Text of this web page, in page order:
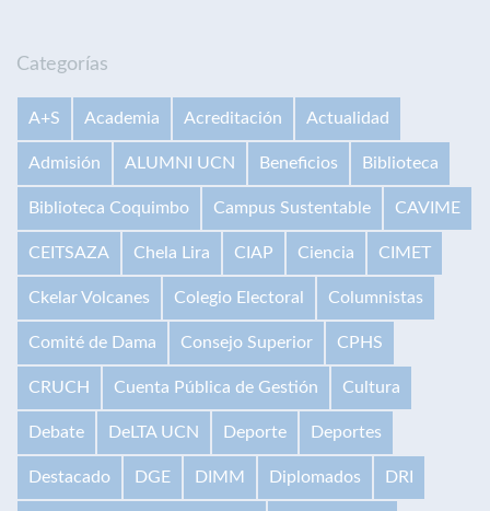
Categorías
A+S Academia Acreditación Actualidad
Admisión ALUMNI UCN Beneficios Biblioteca
Biblioteca Coquimbo Campus Sustentable CAVIME
CEITSAZA Chela Lira CIAP Ciencia CIMET
Ckelar Volcanes Colegio Electoral Columnistas
Comité de Dama Consejo Superior CPHS
CRUCH Cuenta Pública de Gestión Cultura
Debate DeLTA UCN Deporte Deportes
Destacado DGE DIMM Diplomados DRI